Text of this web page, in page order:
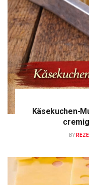
Käsekuchen-
BY